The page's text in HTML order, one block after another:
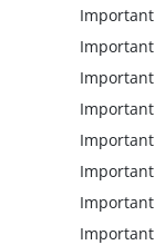
Important
Important
Important
Important
Important
Important
Important
Important